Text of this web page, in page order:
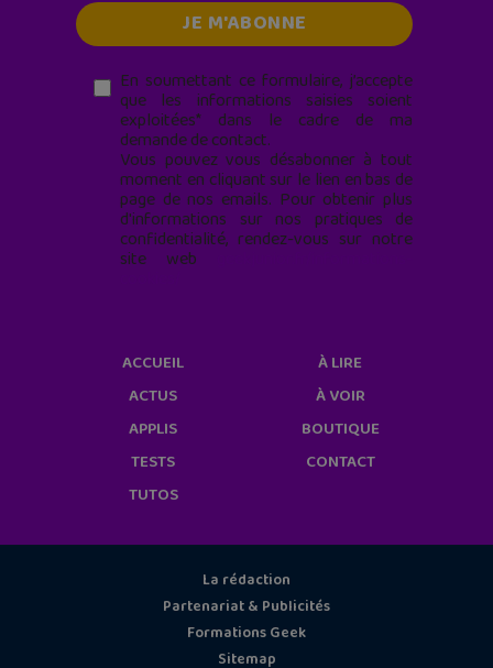
En soumettant ce formulaire, j’accepte
que les informations saisies soient
exploitées* dans le cadre de ma
demande de contact.
Vous pouvez vous désabonner à tout
moment en cliquant sur le lien en bas de
page de nos emails. Pour obtenir plus
d'informations sur nos pratiques de
confidentialité, rendez-vous sur notre
site web
ACCUEIL
ACTUS
APPLIS
TESTS
TUTOS
À LIRE
À VOIR
BOUTIQUE
CONTACT
La rédaction
Partenariat & Publicités
Formations Geek
Sitemap